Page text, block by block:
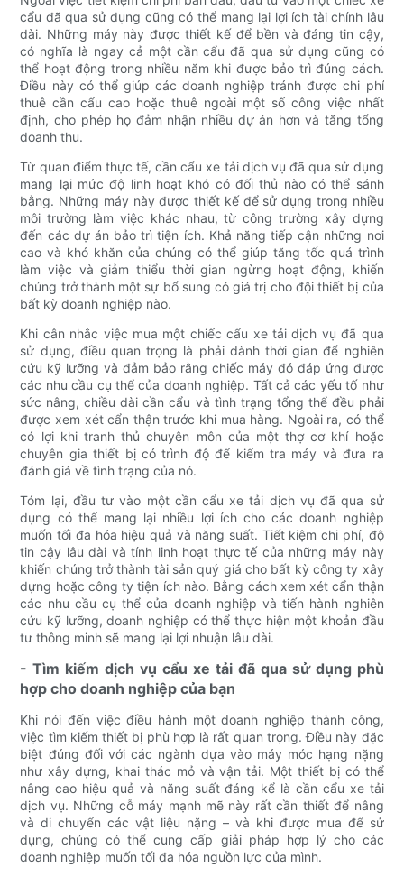
cẩu đã qua sử dụng cũng có thể mang lại lợi ích tài chính lâu
dài. Những máy này được thiết kế để bền và đáng tin cậy,
có nghĩa là ngay cả một cần cẩu đã qua sử dụng cũng có
thể hoạt động trong nhiều năm khi được bảo trì đúng cách.
Điều này có thể giúp các doanh nghiệp tránh được chi phí
thuê cần cẩu cao hoặc thuê ngoài một số công việc nhất
định, cho phép họ đảm nhận nhiều dự án hơn và tăng tổng
doanh thu.
Từ quan điểm thực tế, cần cẩu xe tải dịch vụ đã qua sử dụng
mang lại mức độ linh hoạt khó có đối thủ nào có thể sánh
bằng. Những máy này được thiết kế để sử dụng trong nhiều
môi trường làm việc khác nhau, từ công trường xây dựng
đến các dự án bảo trì tiện ích. Khả năng tiếp cận những nơi
cao và khó khăn của chúng có thể giúp tăng tốc quá trình
làm việc và giảm thiểu thời gian ngừng hoạt động, khiến
chúng trở thành một sự bổ sung có giá trị cho đội thiết bị của
bất kỳ doanh nghiệp nào.
Khi cân nhắc việc mua một chiếc cẩu xe tải dịch vụ đã qua
sử dụng, điều quan trọng là phải dành thời gian để nghiên
cứu kỹ lưỡng và đảm bảo rằng chiếc máy đó đáp ứng được
các nhu cầu cụ thể của doanh nghiệp. Tất cả các yếu tố như
sức nâng, chiều dài cần cẩu và tình trạng tổng thể đều phải
được xem xét cẩn thận trước khi mua hàng. Ngoài ra, có thể
có lợi khi tranh thủ chuyên môn của một thợ cơ khí hoặc
chuyên gia thiết bị có trình độ để kiểm tra máy và đưa ra
đánh giá về tình trạng của nó.
Tóm lại, đầu tư vào một cần cẩu xe tải dịch vụ đã qua sử
dụng có thể mang lại nhiều lợi ích cho các doanh nghiệp
muốn tối đa hóa hiệu quả và năng suất. Tiết kiệm chi phí, độ
tin cậy lâu dài và tính linh hoạt thực tế của những máy này
khiến chúng trở thành tài sản quý giá cho bất kỳ công ty xây
dựng hoặc công ty tiện ích nào. Bằng cách xem xét cẩn thận
các nhu cầu cụ thể của doanh nghiệp và tiến hành nghiên
cứu kỹ lưỡng, doanh nghiệp có thể thực hiện một khoản đầu
tư thông minh sẽ mang lại lợi nhuận lâu dài.
- Tìm kiếm dịch vụ cẩu xe tải đã qua sử dụng phù
hợp cho doanh nghiệp của bạn
Khi nói đến việc điều hành một doanh nghiệp thành công,
việc tìm kiếm thiết bị phù hợp là rất quan trọng. Điều này đặc
biệt đúng đối với các ngành dựa vào máy móc hạng nặng
như xây dựng, khai thác mỏ và vận tải. Một thiết bị có thể
nâng cao hiệu quả và năng suất đáng kể là cần cẩu xe tải
dịch vụ. Những cỗ máy mạnh mẽ này rất cần thiết để nâng
và di chuyển các vật liệu nặng – và khi được mua để sử
dụng, chúng có thể cung cấp giải pháp hợp lý cho các
doanh nghiệp muốn tối đa hóa nguồn lực của mình.